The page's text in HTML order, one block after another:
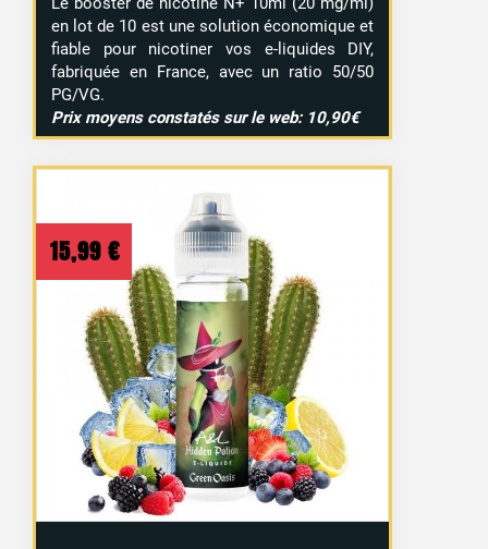
en lot de 10 est une solution économique et
fiable pour nicotiner vos e-liquides DIY,
fabriquée en France, avec un ratio 50/50
PG/VG.
Prix moyens constatés sur le web: 10,90€
15,99 €